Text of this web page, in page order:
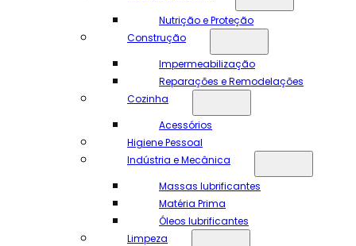
Nutrição e Proteção
Construção
Impermeabilização
Reparações e Remodelações
Cozinha
Acessórios
Higiene Pessoal
Indústria e Mecânica
Massas lubrificantes
Matéria Prima
Óleos lubrificantes
Limpeza